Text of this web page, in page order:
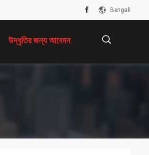
Bengali
উদ্ধৃতির জন্য আবেদন